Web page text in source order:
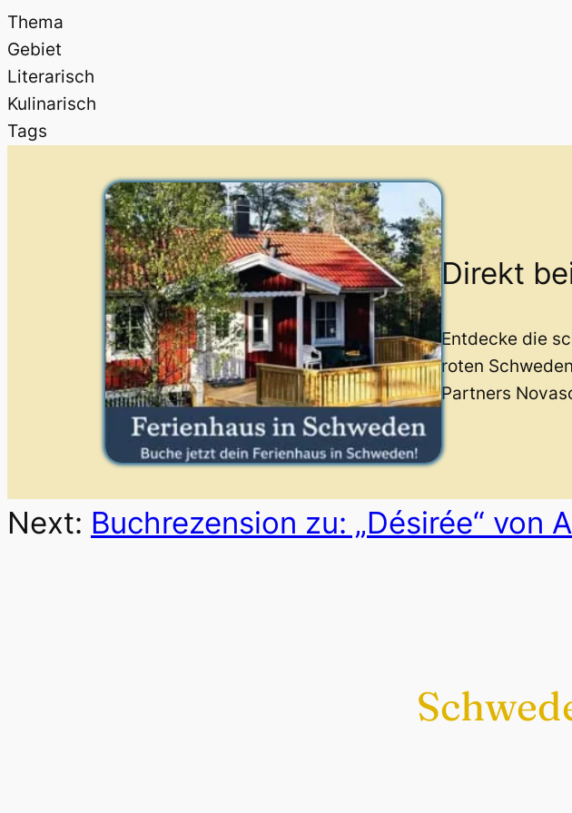
Thema
Gebiet
Literarisch
Kulinarisch
Tags
Direkt
Entdecke die
roten
Partners
Next: Buchrezension zu: „Désirée“ von